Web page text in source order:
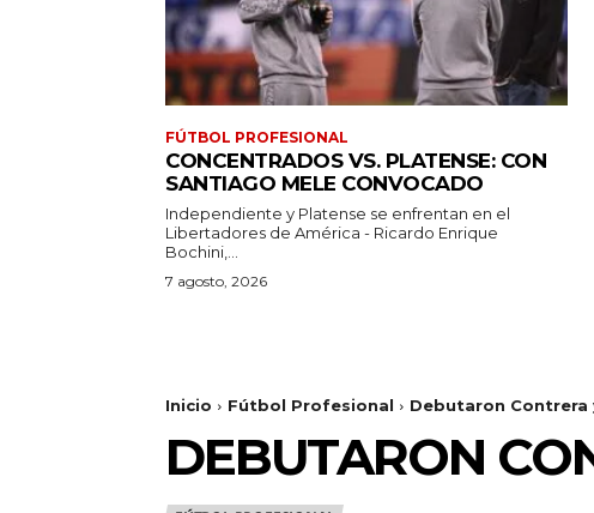
FÚTBOL PROFESIONAL
CONCENTRADOS VS. PLATENSE: CON
SANTIAGO MELE CONVOCADO
Independiente y Platense se enfrentan en el
Libertadores de América - Ricardo Enrique
Bochini,...
7 agosto, 2026